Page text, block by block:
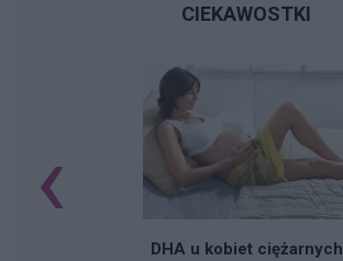
CIEKAWOSTKI
DHA u kobiet ciężarnych
‹